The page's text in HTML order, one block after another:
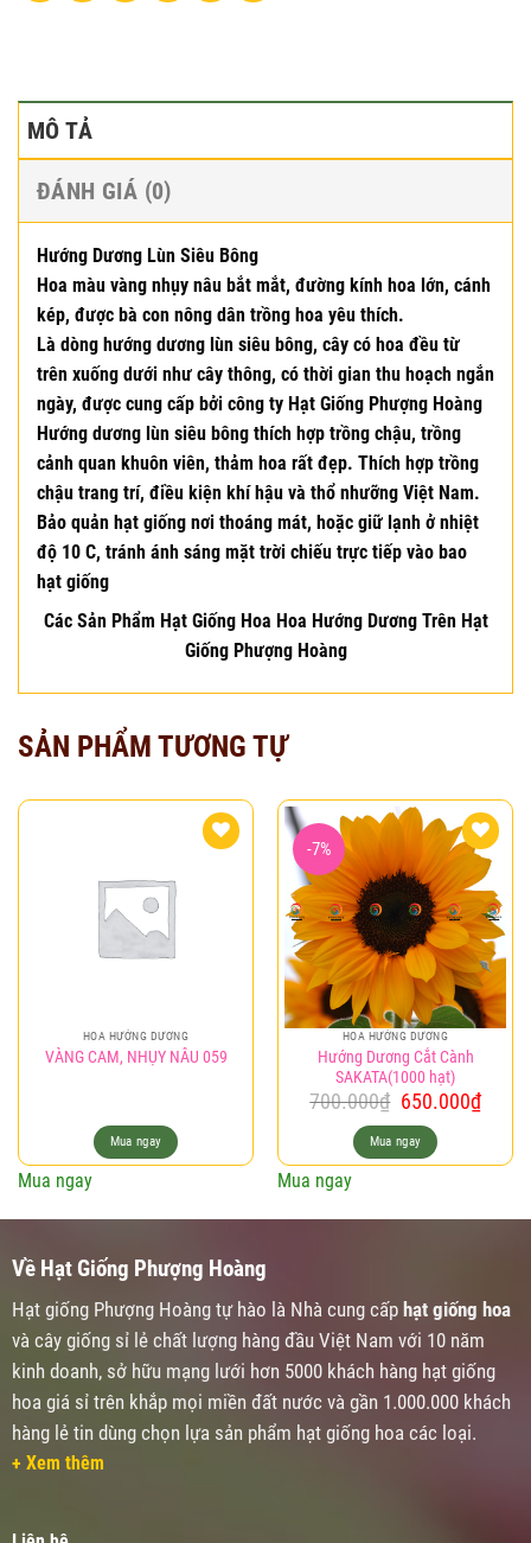
MÔ TẢ
ĐÁNH GIÁ (0)
Hướng Dương Lùn Siêu Bông
Hoa màu vàng nhụy nâu bắt mắt, đường kính hoa lớn, cánh
kép, được bà con nông dân trồng hoa yêu thích.
Là dòng hướng dương lùn siêu bông, cây có hoa đều từ
trên xuống dưới như cây thông, có thời gian thu hoạch ngắn
ngày, được cung cấp bởi công ty Hạt Giống Phượng Hoàng
Hướng dương lùn siêu bông thích hợp trồng chậu, trồng
cảnh quan khuôn viên, thảm hoa rất đẹp. Thích hợp trồng
chậu trang trí, điều kiện khí hậu và thổ nhưỡng Việt Nam.
Bảo quản hạt giống nơi thoáng mát, hoặc giữ lạnh ở nhiệt
độ 10 C, tránh ánh sáng mặt trời chiếu trực tiếp vào bao
hạt giống
Các Sản Phẩm Hạt Giống Hoa Hoa Hướng Dương Trên Hạt
Giống Phượng Hoàng
SẢN PHẨM TƯƠNG TỰ
HOA HƯỚNG DƯƠNG
VÀNG CAM, NHỤY NÂU 059
Mua ngay
Mua ngay
-7%
Add to
wishlist
HOA HƯỚNG DƯƠNG
Hướng Dương Cắt Cành
SAKATA(1000 hạt)
700.000₫ Giá
gốc
là:
700.000₫.
650.000₫Giá
là:
Mua ngay
Mua ngay
Về Hạt Giống Phượng Hoàng
Hạt giống Phượng Hoàng tự hào là Nhà cung cấp hạt giống hoa
và cây giống sỉ lẻ chất lượng hàng đầu Việt Nam với 10 năm
kinh doanh, sở hữu mạng lưới hơn 5000 khách hàng hạt giống
hoa giá sỉ trên khắp mọi miền đất nước và gần 1.000.000 khách
hàng lẻ tin dùng chọn lựa sản phẩm hạt giống hoa các loại.
+ Xem thêm